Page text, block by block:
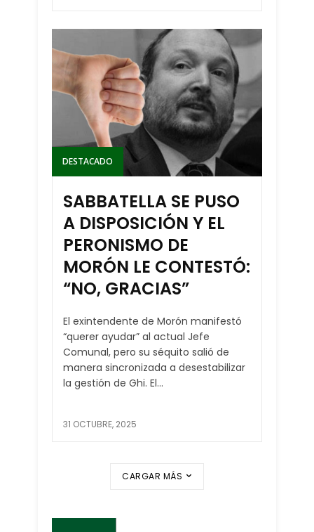
DESTACADO
SABBATELLA SE PUSO
A DISPOSICIÓN Y EL
PERONISMO DE
MORÓN LE CONTESTÓ:
“NO, GRACIAS”
El exintendente de Morón manifestó
“querer ayudar” al actual Jefe
Comunal, pero su séquito salió de
manera sincronizada a desestabilizar
la gestión de Ghi. El...
31 OCTUBRE, 2025
CARGAR MÁS